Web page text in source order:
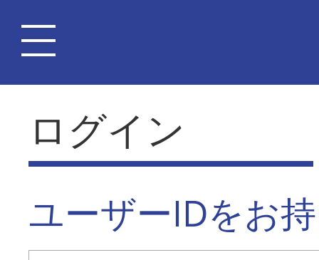
ログイン
ユーザーIDをお